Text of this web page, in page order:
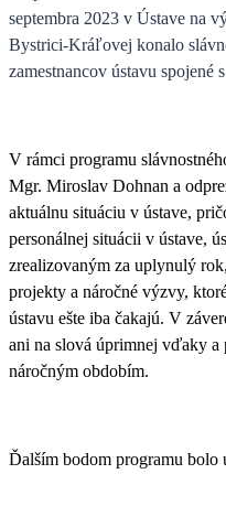
septembra 2023 v Ústave na
Bystrici-Kráľovej konalo
zamestnancov ústavu spojené
V rámci programu
Mgr. Miroslav Dohnan a
aktuálnu situáciu v ústave,
personálnej situácii v ústave,
zrealizovaným za uplynulý
projekty a náročné výzvy,
ústavu ešte iba čakajú. V
ani na slová úprimnej vďaky a
náročným obdobím.
Ďalším bodom programu bolo